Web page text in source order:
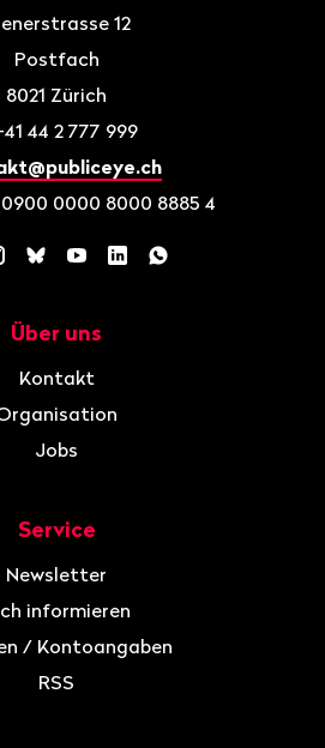
12
Postfach
8021 Zürich
44 2 777 999
0900 0000 8000 8885 4
BlueskyYouTube
LinkedInWhatsApp
Über uns
Kontakt
Jobs
Service
Newsletter
informieren
/ Kontoangaben
RSS